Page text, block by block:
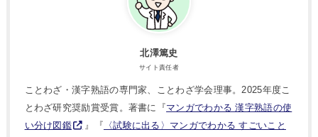
北澤篤史
サイト責任者
ことわざ・漢字熟語の専門家、ことわざ学会理事。2025年度こ
とわざ研究奨励賞受賞。著書に『マンガでわかる 漢字熟語の使
い分け図鑑
』『 〈試験に出る〉マンガでわかる すごいこと